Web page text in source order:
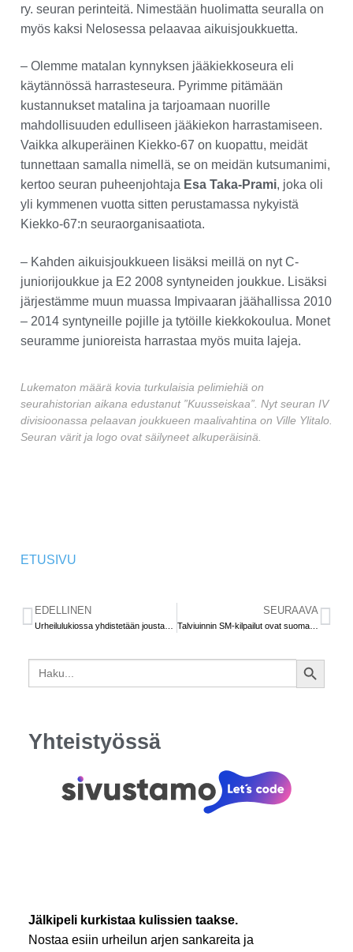
ry. seuran perinteitä. Nimestään huolimatta seuralla on
myös kaksi Nelosessa pelaavaa aikuisjoukkuetta.
– Olemme matalan kynnyksen jääkiekkoseura eli
käytännössä harrasteseura. Pyrimme pitämään
kustannukset matalina ja tarjoamaan nuorille
mahdollisuuden edulliseen jääkiekon harrastamiseen.
Vaikka alkuperäinen Kiekko-67 on kuopattu, meidät
tunnettaan samalla nimellä, se on meidän kutsumanimi,
kertoo seuran puheenjohtaja Esa Taka-Prami, joka oli
yli kymmenen vuotta sitten perustamassa nykyistä
Kiekko-67:n seuraorganisaatiota.
– Kahden aikuisjoukkueen lisäksi meillä on nyt C-
juniorijoukkue ja E2 2008 syntyneiden joukkue. Lisäksi
järjestämme muun muassa Impivaaran jäähallissa 2010
– 2014 syntyneille pojille ja tytöille kiekkokoulua. Monet
seuramme junioreista harrastaa myös muita lajeja.
Lukematon määrä kovia turkulaisia pelimiehiä on
seurahistorian aikana edustanut ”Kuusseiskaa”. Nyt seuran IV
divisioonassa pelaavan joukkueen maalivahtina on Ville Ylitalo.
Seuran värit ja logo ovat säilyneet alkuperäisinä.
ETUSIVU
EDELLINEN
Urheilulukiossa yhdistetään joustavasti opiskelu ja urheilijaksi kasvaminen
SEURAAVA
Talviuinnin SM-kilpailut ovat suomalaista kylmänhuuruista hulluutta
Search
for:
SEARCH
Yhteistyössä
Jälkipeli kurkistaa kulissien taakse.
Nostaa esiin urheilun arjen sankareita ja